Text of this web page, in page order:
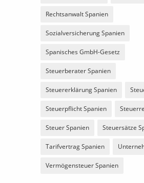
Rechtsanwalt Spanien
Sozialversicherung Spanien
Spanisches GmbH-Gesetz
Steuerberater Spanien
Steuererklärung Spanien
Steuerpflicht Spanien
Steuer Spanien Steuersätze
Tarifvertrag Spanien
Vermögensteuer Spanien